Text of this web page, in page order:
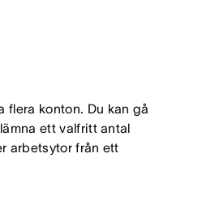
flera konton. Du kan gå
ett valfritt antal
arbetsytor från ett